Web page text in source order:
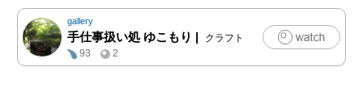
により変更になる可能性
があります。最新情報は
ゆこもりSNSでご確認く
ださい
gallery
手仕事扱い処 ゆこもり |
クラフト
93
2